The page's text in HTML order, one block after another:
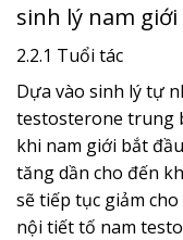
sinh lý nam giới
2.2.1 Tuổi tác
Dựa vào sinh lý tự
testosterone trung
khi nam giới bắt
tăng dần cho đến
sẽ tiếp tục giảm
nội tiết tố nam